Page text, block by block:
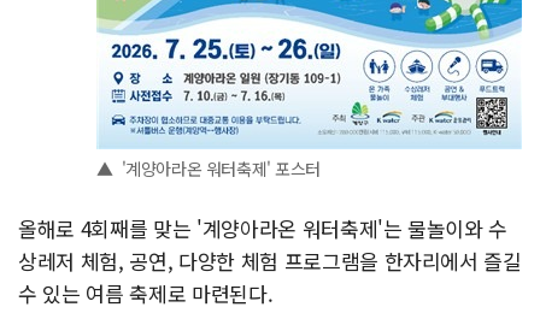
▲ '계양아라온 워터축제' 포스터
올해로 4회째를 맞는 '계양아라온 워터축제'는 물놀이와 수
상레저 체험, 공연, 다양한 체험 프로그램을 한자리에서 즐길
수 있는 여름 축제로 마련된다.